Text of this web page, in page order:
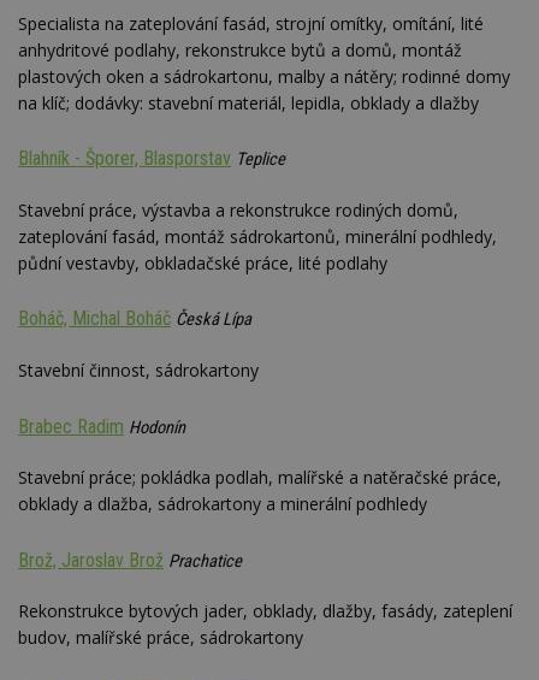
Specialista na zateplování fasád, strojní omítky, omítání, lité
anhydritové podlahy, rekonstrukce bytů a domů, montáž
plastových oken a sádrokartonu, malby a nátěry; rodinné domy
na klíč; dodávky: stavební materiál, lepidla, obklady a dlažby
Blahník - Šporer, Blasporstav Teplice
Stavební práce, výstavba a rekonstrukce rodiných domů,
zateplování fasád, montáž sádrokartonů, minerální podhledy,
půdní vestavby, obkladačské práce, lité podlahy
Boháč, Michal Boháč Česká Lípa
Stavební činnost, sádrokartony
Brabec Radim Hodonín
Stavební práce; pokládka podlah, malířské a natěračské práce,
obklady a dlažba, sádrokartony a minerální podhledy
Brož, Jaroslav Brož Prachatice
Rekonstrukce bytových jader, obklady, dlažby, fasády, zateplení
budov, malířské práce, sádrokartony